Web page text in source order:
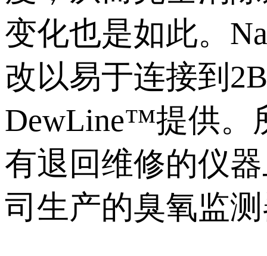
变化也是如此。
改以易于连接到
DewLine™提供。
有退回维修的仪
司生产的臭氧监